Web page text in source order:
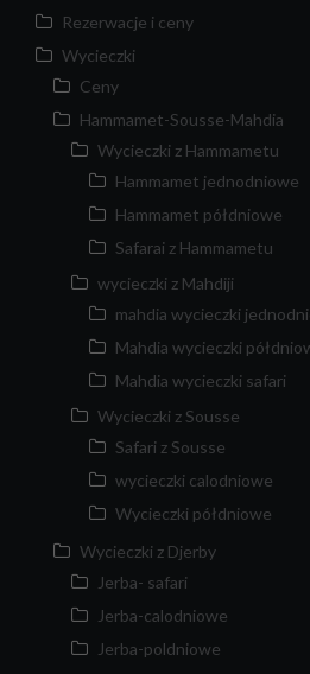
Rezerwacje i ceny
Wycieczki
Ceny
Hammamet-Sousse-Mahdia
Wycieczki z Hammametu
Hammamet jednodniowe
Hammamet półdniowe
Safarai z Hammametu
wycieczki z Mahdiji
mahdia wycieczki
Mahdia wycieczki
Mahdia wycieczki safari
Wycieczki z Sousse
Safari z Sousse
wycieczki calodniowe
Wycieczki półdniowe
Wycieczki z Djerby
Jerba- safari
Jerba-calodniowe
Jerba-poldniowe